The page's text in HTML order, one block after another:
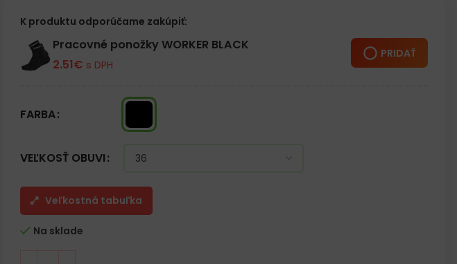
K produktu odporúčame zakúpiť:
Pracovné ponožky WORKER BLACK
2.51€ s DPH
PRIDAŤ
FARBA
VEĽKOSŤ OBUVI
Veľkostná tabuľka
Na sklade